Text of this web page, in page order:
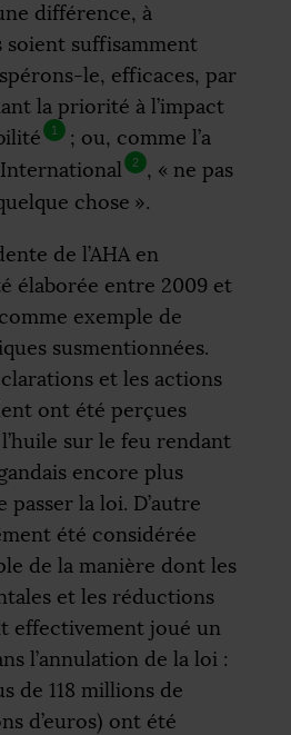
différence, à
soient suffisamment
le, efficaces, par
la priorité à l’impact
1
; ou, comme l’a
2 , « ne pas
chose ».
de l’AHAen
élaborée entre 2009 et
exemple de
susmentionnées.
et les actions
ont été perçues
sur le feu rendant
encore plus
la loi. D’autre
été considérée
de la manière dont les
et les réductions
effectivement joué un
l’annulation de la loi :
de 118 millions de
d’euros) ont été